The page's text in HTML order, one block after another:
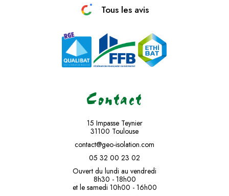
Tous les avis
Contact
15 Impasse Teynier
31100 Toulouse
contact@geo-isolation.com
05 32 00 23 02
Ouvert du lundi au vendredi
8h30 - 18h00
et le samedi 10h00 - 16h00